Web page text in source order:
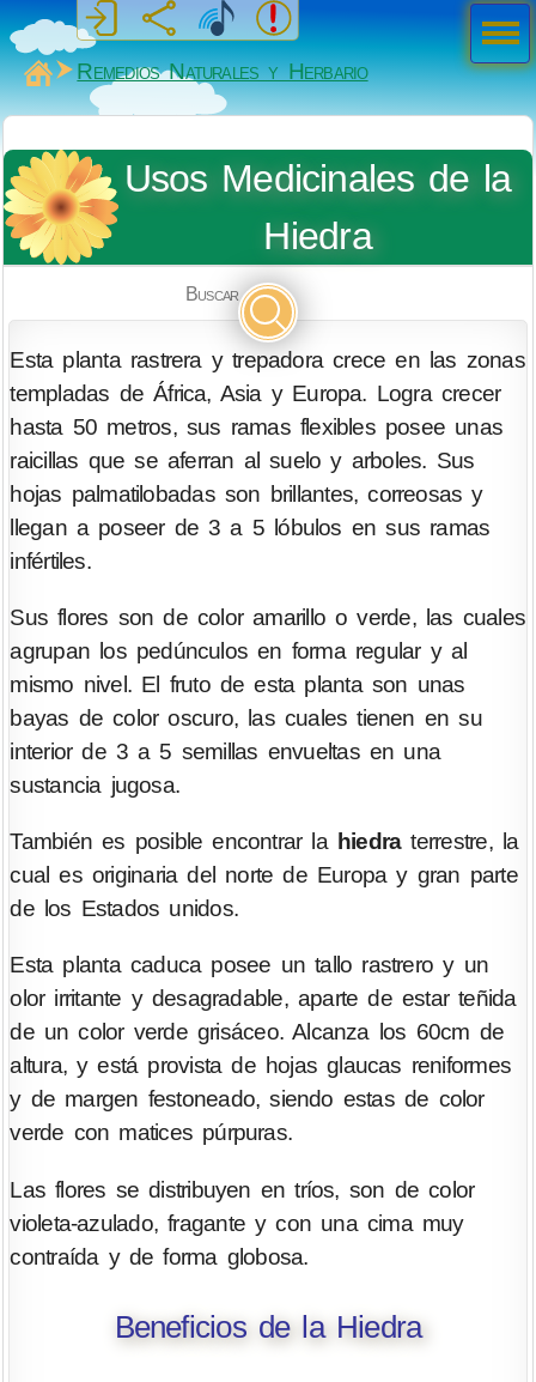
MiSabueso
Remedios Naturales y Herbario
Usos Medicinales de la
Hiedra
Buscar
Esta planta rastrera y trepadora crece en las zonas
templadas de África, Asia y Europa. Logra crecer
hasta 50 metros, sus ramas flexibles posee unas
raicillas que se aferran al suelo y arboles. Sus
hojas palmatilobadas son brillantes, correosas y
llegan a poseer de 3 a 5 lóbulos en sus ramas
infértiles.
Sus flores son de color amarillo o verde, las cuales
agrupan los pedúnculos en forma regular y al
mismo nivel. El fruto de esta planta son unas
bayas de color oscuro, las cuales tienen en su
interior de 3 a 5 semillas envueltas en una
sustancia jugosa.
También es posible encontrar la hiedraterrestre, la
cual es originaria del norte de Europa y gran parte
de los Estados unidos.
Esta planta caduca posee un tallo rastrero y un
olor irritante y desagradable, aparte de estar teñida
de un color verde grisáceo. Alcanza los 60cm de
altura, y está provista de hojas glaucas reniformes
y de margen festoneado, siendo estas de color
verde con matices púrpuras.
Las flores se distribuyen en tríos, son de color
violeta-azulado, fragante y con una cima muy
contraída y de forma globosa.
Beneficios de la Hiedra
Men
ú